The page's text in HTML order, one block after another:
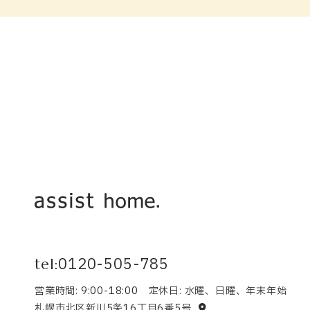
tel:0120-505-785
営業時間: 9:00-18:00 定休日: 水曜、日曜、年末年始